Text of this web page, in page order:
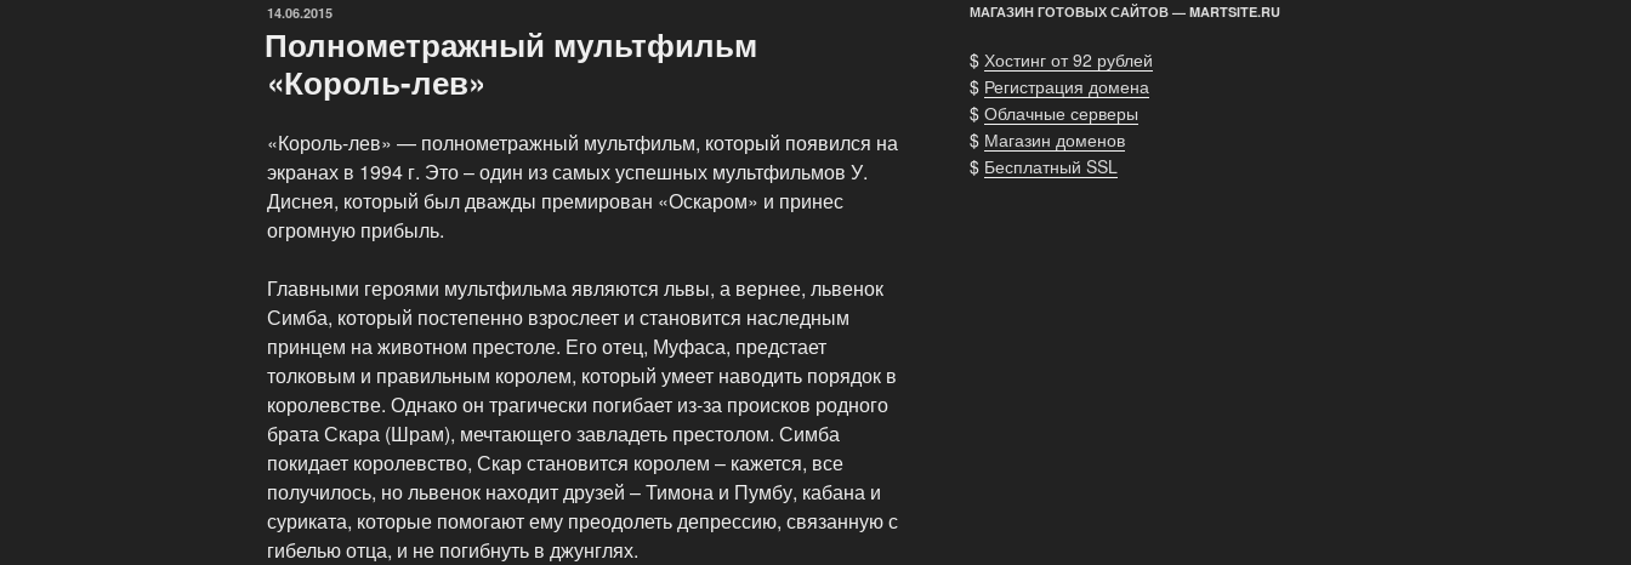
ОПУБЛИКОВАНО
14.06.2015
Полнометражный мультфильм
«Король-лев»
«Король-лев» — полнометражный мультфильм, который появился на
экранах в 1994 г. Это – один из самых успешных мультфильмов У.
Диснея, который был дважды премирован «Оскаром» и принес
огромную прибыль.
Главными героями мультфильма являются львы, а вернее, львенок
Симба, который постепенно взрослеет и становится наследным
принцем на животном престоле. Его отец, Муфаса, предстает
толковым и правильным королем, который умеет наводить порядок в
королевстве. Однако он трагически погибает из-за происков родного
брата Скара (Шрам), мечтающего завладеть престолом. Симба
покидает королевство, Скар становится королем – кажется, все
получилось, но львенок находит друзей – Тимона и Пумбу, кабана и
суриката, которые помогают ему преодолеть депрессию, связанную с
гибелью отца, и не погибнуть в джунглях.
МАГАЗИН ГОТОВЫХ САЙТОВ — MARTSITE.RU
$ Хостинг от 92 рублей
$ Регистрация домена
$ Облачные серверы
$ Магазин доменов
$ Бесплатный SSL